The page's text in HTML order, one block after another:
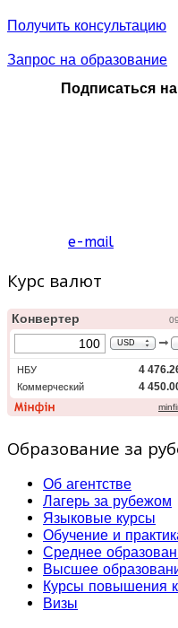
Получить консультацию
Запрос на образование
Подписаться
e-mail
Курс валют
Образование за
Об агентстве
Лагерь за рубежом
Языковые курсы
Обучение и
Среднее
Высшее
Курсы повышения
Визы